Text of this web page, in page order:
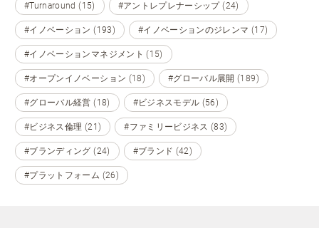
#Turnaround (15) #アントレプレナーシップ (24)
#イノベーション (193) #イノベーションのジレンマ (17)
#イノベーションマネジメント (15)
#オープンイノベーション (18) #グローバル展開 (189)
#グローバル経営 (18) #ビジネスモデル (56)
#ビジネス倫理 (21) #ファミリービジネス (83)
#ブランディング (24) #ブランド (42)
#プラットフォーム (26)